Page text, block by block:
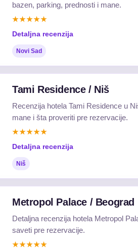
bazen, parking, prednosti i mane.
★★★★★
Detaljna recenzija
Novi Sad
Tami Residence / Niš
Recenzija hotela Tami Residence u
mane i šta proveriti pre rezervacije.
★★★★★
Detaljna recenzija
Niš
Metropol Palace / Beograd
Detaljna recenzija hotela Metropol
saveti pre rezervacije.
★★★★★